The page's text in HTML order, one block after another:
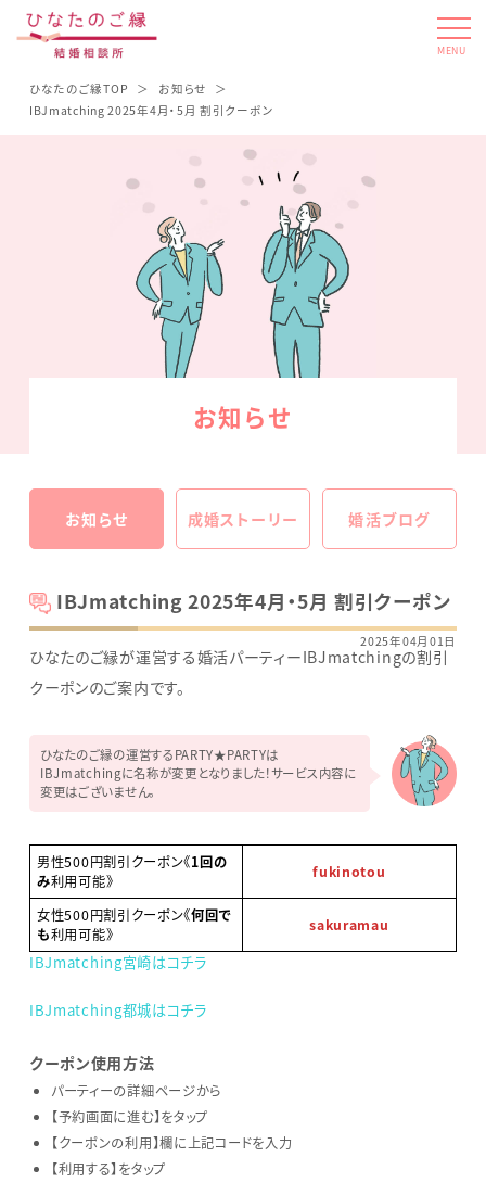
MENU
ひなたのご縁TOP
お知らせ
IBJmatching 2025年4月・5月 割引クーポン
お知らせ
お知らせ 成婚ストーリー 婚活ブログ
IBJmatching 2025年4月・5月 割引クーポン
2025年04月01日
ひなたのご縁が運営する婚活パーティーIBJmatchingの割引
クーポンのご案内です。
ひなたのご縁の運営するPARTY★PARTYは
IBJmatchingに名称が変更となりました！サービス内容に
変更はございません。
男性500円割引クーポン《1回の
み利用可能》 fukinotou
女性500円割引クーポン《何回で
も利用可能》 sakuramau
IBJmatching宮崎はコチラ
IBJmatching都城はコチラ
クーポン使用方法
パーティーの詳細ページから
【予約画面に進む】をタップ
【クーポンの利用】欄に上記コードを入力
【利用する】をタップ